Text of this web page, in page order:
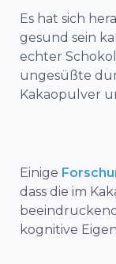
Es hat sich
gesund sein
echter
ungesüßte
Kakaopulver
Einige
dass die im
kognitive